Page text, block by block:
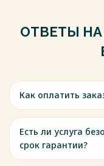
ОТВЕТЫ
Как оплатить
Есть ли услуга
срок гарантии?